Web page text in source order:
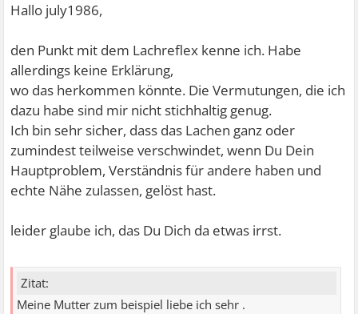
Hallo july1986,
den Punkt mit dem Lachreflex kenne ich. Habe
allerdings keine Erklärung,
wo das herkommen könnte. Die Vermutungen, die ich
dazu habe sind mir nicht stichhaltig genug.
Ich bin sehr sicher, dass das Lachen ganz oder
zumindest teilweise verschwindet, wenn Du Dein
Hauptproblem, Verständnis für andere haben und
echte Nähe zulassen, gelöst hast.
leider glaube ich, das Du Dich da etwas irrst.
Zitat:
Meine Mutter zum beispiel liebe ich sehr .